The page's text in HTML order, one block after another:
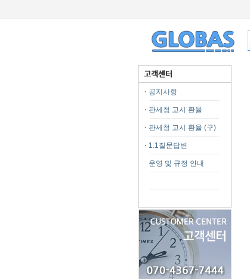
공지사항
관세청 고시 환율
관세청 고시 환율 (구)
1:1질문답변
운영 및 규정 안내